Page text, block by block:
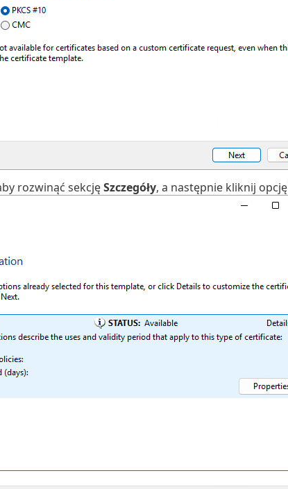
rozwinąć sekcjęSzczegóły, a następnie kliknij opcję